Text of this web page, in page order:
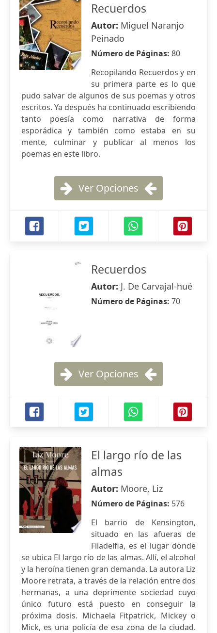
Recuerdos
Autor: Miguel Naranjo
Peinado
Número de Páginas: 80
Recopilando Recuerdos y en
su primera parte es lo que
pudo salvar de algunos de sus poemas y otros
escritos. Ya después ha continuado escribiendo
tanto poesía como narrativa de forma
esporádica y también como estaba en su
mente, culminar y publicar al menos los
poemas en este libro.
Ver Opciones
Recuerdos
Autor: J. De Carvajal-hué
Número de Páginas: 70
Ver Opciones
El largo río de las
almas
Autor: Moore, Liz
Número de Páginas: 576
El barrio de Kensington,
situado en las afueras de
Filadelfia, es el lugar donde
se ubica El largo río de las almas. Allí, el alcohol
y la heroína tienen gran demanda. La autora Liz
Moore retrata, a través de la relación entre dos
hermanas, a una deprimente sociedad cuyo
único futuro está puesto en conseguir la
próxima dosis. Michaela Fitpatrick, Mickey o
Mick, es una policía de esa zona de la ciudad.